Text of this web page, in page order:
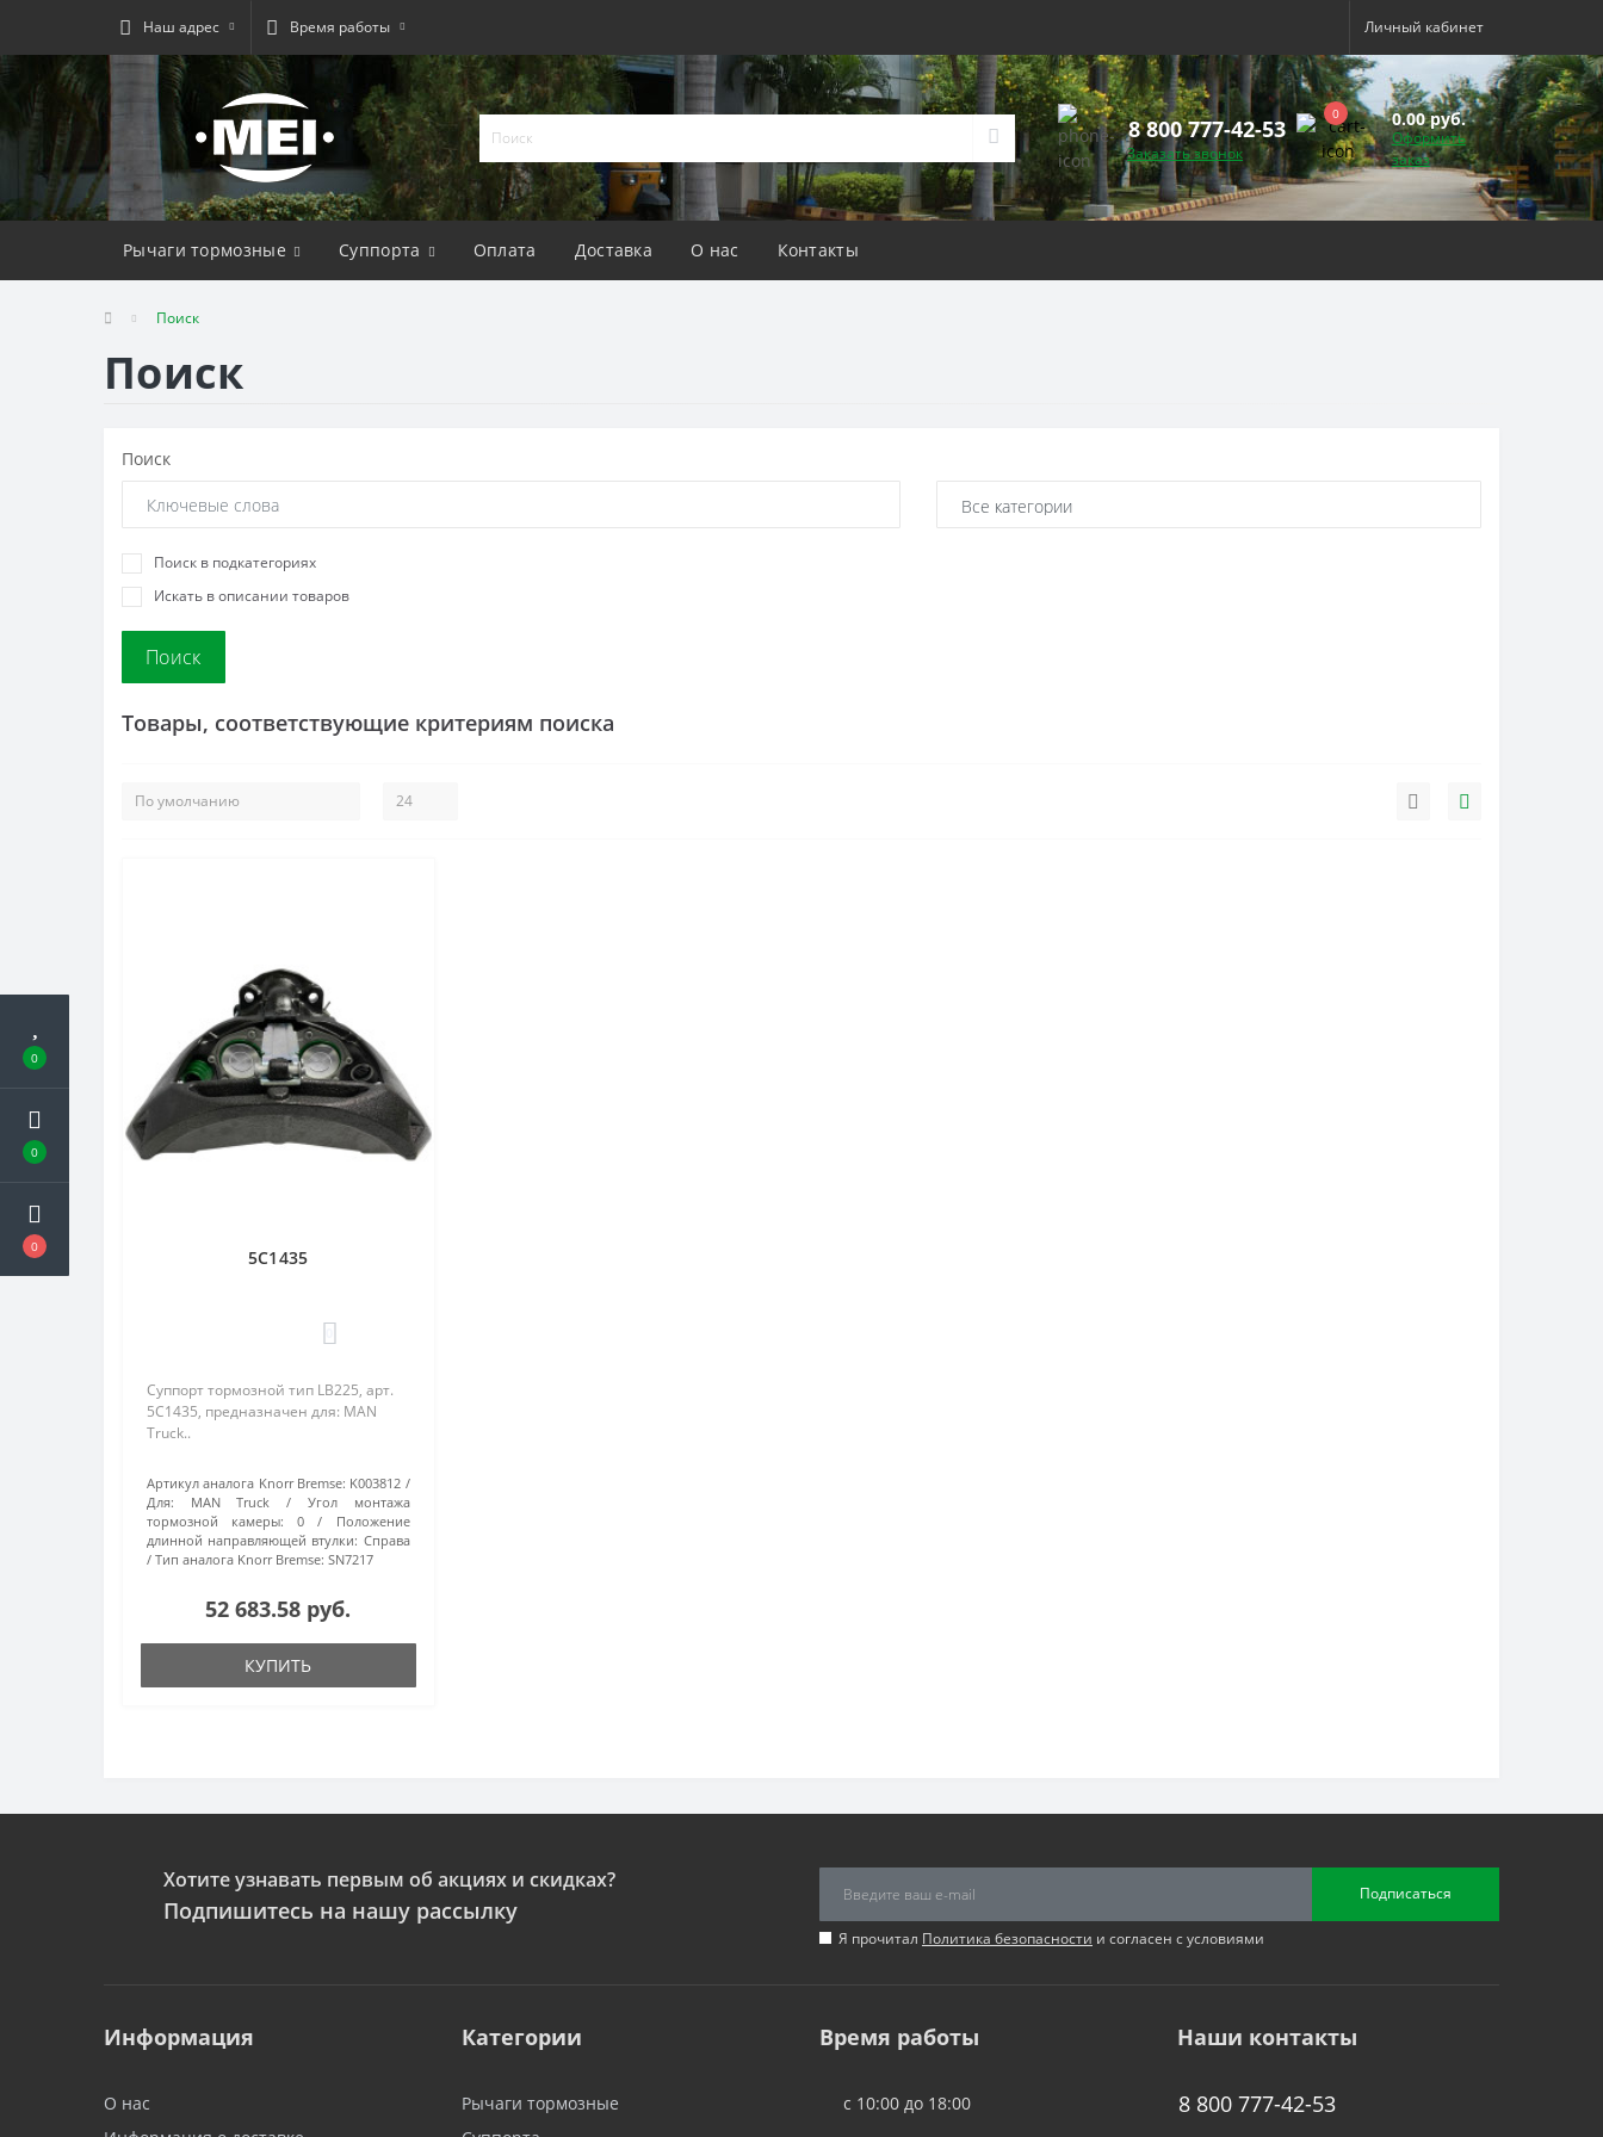
0
0
0
Наш адрес Время работы Личный кабинет
8 800 777-42-53
Заказать звонок
0 0.00 руб.
Оформить
заказ
Рычаги тормозные Суппорта Оплата Доставка О нас Контакты
Поиск
Поиск
Поиск
Поиск в подкатегориях
Искать в описании товаров
Товары, соответствующие критериям поиска
5C1435
Суппорт тормозной тип LB225, арт.
5C1435, предназначен для: MAN
Truck..
Артикул аналога Knorr Bremse: K003812
Для:
MAN Truck
Угол монтажа
тормозной камеры:
0
Положение
длинной направляющей втулки: Справа
Тип аналога Knorr Bremse: SN7217
52 683.58 руб.
КУПИТЬ
Хотите узнавать первым об акциях и скидках?
Подпишитесь на нашу рассылку
Подписаться
Я прочитал Политика безопасности и согласен с условиями
Информация
О нас
Категории
Рычаги тормозные
Время работы
с 10:00 до 18:00
Наши контакты
8 800 777-42-53